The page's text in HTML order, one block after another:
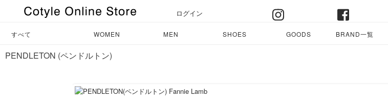
ログイン
すべて WOMEN MEN SHOES GOODS BRAND一覧
PENDLETON (ペンドルトン)